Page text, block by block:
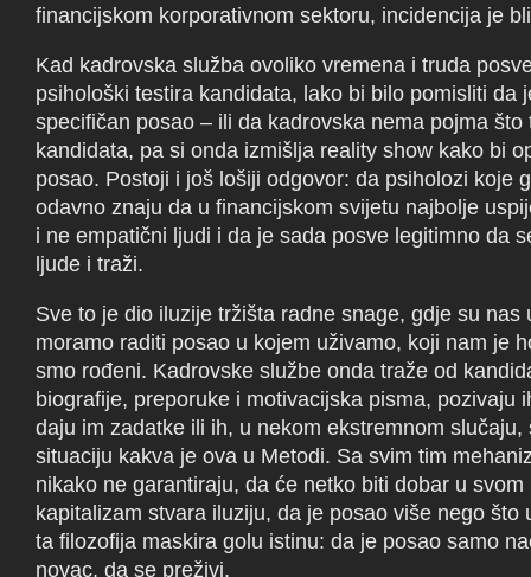
financijskom korporativnom sektoru, incidencija je
Kad kadrovska služba ovoliko vremena i truda
psihološki testira kandidata, lako bi bilo pomisliti da
specifičan posao – ili da kadrovska nema pojma što
kandidata, pa si onda izmišlja reality show kako bi
posao. Postoji i još lošiji odgovor: da psiholozi koje
odavno znaju da u financijskom svijetu najbolje
i ne empatični ljudi i da je sada posve legitimno da
ljude i traži.
Sve to je dio iluzije tržišta radne snage, gdje su nas
moramo raditi posao u kojem uživamo, koji nam je
smo rođeni. Kadrovske službe onda traže od
biografije, preporuke i motivacijska pisma, pozivaju
daju im zadatke ili ih, u nekom ekstremnom slučaju,
situaciju kakva je ova u Metodi. Sa svim tim
nikako ne garantiraju, da će netko biti dobar u svom
kapitalizam stvara iluziju, da je posao više nego što
ta filozofija maskira golu istinu: da je posao samo
novac, da se preživi.